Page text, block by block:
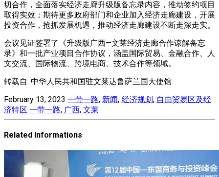
切合作，全面落实经济走廊升级版备忘录内容，推动签约项目
取得实效；期待更多政府部门和企业加入经济走廊建设，开展
投资合作，抢抓发展机遇，推动经济走廊建设不断走深走实。
会议见证签署了《升级版广西—文莱经济走廊合作谅解备忘
录》和一批产业项目合作协议，涵盖国际贸易、金融合作、人
文交流、国际物流、跨境电商、技术合作等领域。
转载自: 中华人民共和国驻文莱达鲁萨兰国大使馆
February 13, 2023 一带一路, 新闻, 经济规划 , 自由贸易区及经
济特区 一带一路, 广西,文莱
Related Informations